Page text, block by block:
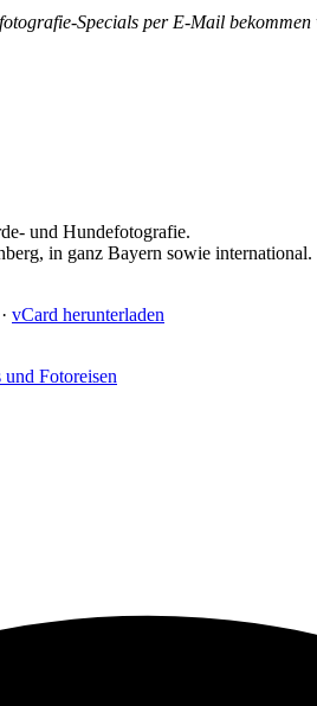
Specials per E-Mail
und Hundefotografie.
in ganz Bayern sowie international.
vCard herunterladen
Fotoreisen